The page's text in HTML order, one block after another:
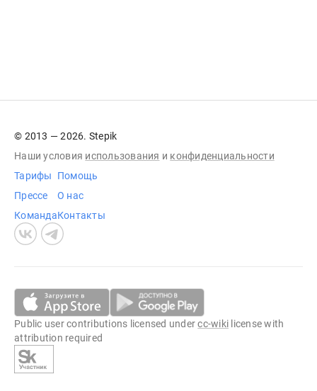
© 2013 — 2026. Stepik
Наши условия использования и конфиденциальности
Тарифы
Прессе
Команда
Помощь
О нас
Контакты
Public user contributions licensed undercc-wiki license with
attribution required